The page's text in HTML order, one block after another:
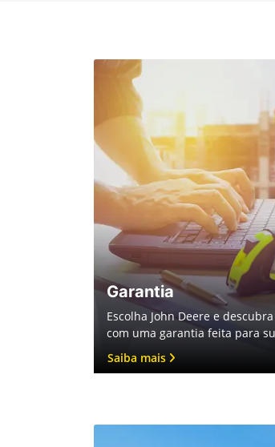
Garantia
Escolha John Deere e
com uma garantia feita para
Saiba mais